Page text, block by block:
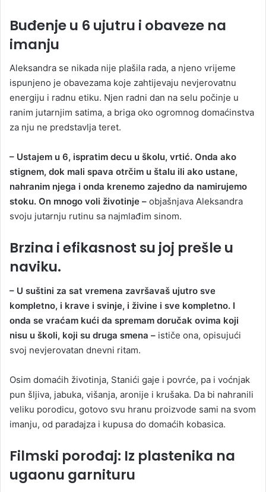
Buđenje u 6 ujutru i obaveze na
imanju
Aleksandra se nikada nije plašila rada, a njeno vrijeme
ispunjeno je obavezama koje zahtijevaju nevjerovatnu
energiju i radnu etiku. Njen radni dan na selu počinje u
ranim jutarnjim satima, a briga oko ogromnog domaćinstva
za nju ne predstavlja teret.
– Ustajem u 6, ispratim decu u školu, vrtić. Onda ako
stignem, dok mali spava otrčim u štalu ili ako ustane,
nahranim njega i onda krenemo zajedno da namirujemo
stoku. On mnogo voli životinje – objašnjava Aleksandra
svoju jutarnju rutinu sa najmlađim sinom.
Brzina i efikasnost su joj prešle u
naviku.
– U suštini za sat vremena završavaš ujutro sve
kompletno, i krave i svinje, i živine i sve kompletno. I
onda se vraćam kući da spremam doručak ovima koji
nisu u školi, koji su druga smena – ističe ona, opisujući
svoj nevjerovatan dnevni ritam.
Osim domaćih životinja, Stanići gaje i povrće, pa i voćnjak
pun šljiva, jabuka, višanja, aronije i krušaka. Da bi nahranili
veliku porodicu, gotovo svu hranu proizvode sami na svom
imanju, od paradajza i kupusa do domaćih kobasica.
Filmski porođaj: Iz plastenika na
ugaonu garnituru